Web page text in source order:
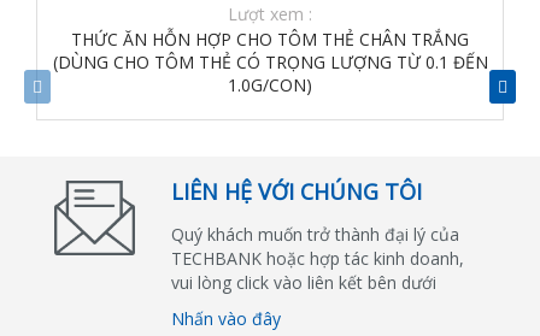
Lượt xem :
THỨC ĂN HỖN HỢP CHO TÔM THẺ CHÂN TRẮNG
(DÙNG CHO TÔM THẺ CÓ TRỌNG LƯỢNG TỪ 0.1 ĐẾN
1.0G/CON)
LIÊN HỆ VỚI CHÚNG TÔI
Quý khách muốn trở thành đại lý của
TECHBANK hoặc hợp tác kinh doanh,
vui lòng click vào liên kết bên dưới
Nhấn vào đây